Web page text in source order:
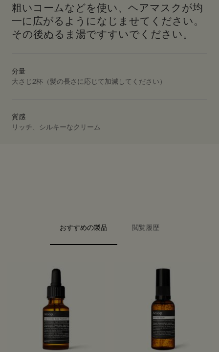
粗いコームなどを使い、ヘアマスクが均
一に広がるようになじませてください。
その後ぬるま湯ですすいでください。
分量
大さじ2杯（髪の長さに応じて加減してください）
質感
リッチ、シルキーなクリーム
PDP carousel with text
PDP Video Flowplayer just on mobile
おすすめの製品 閲覧履歴